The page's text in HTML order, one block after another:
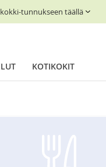
tunnukseen täällä
KOTIKOKIT